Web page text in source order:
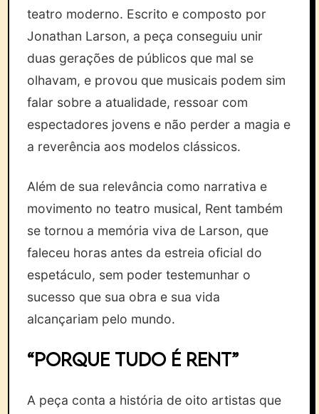
teatro moderno. Escrito e composto por
Jonathan Larson, a peça conseguiu unir
duas gerações de públicos que mal se
olhavam, e provou que musicais podem sim
falar sobre a atualidade, ressoar com
espectadores jovens e não perder a magia e
a reverência aos modelos clássicos.
Além de sua relevância como narrativa e
movimento no teatro musical, Rent também
se tornou a memória viva de Larson, que
faleceu horas antes da estreia oficial do
espetáculo, sem poder testemunhar o
sucesso que sua obra e sua vida
alcançariam pelo mundo.
“Porque tudo é rent”
A peça conta a história de oito artistas que